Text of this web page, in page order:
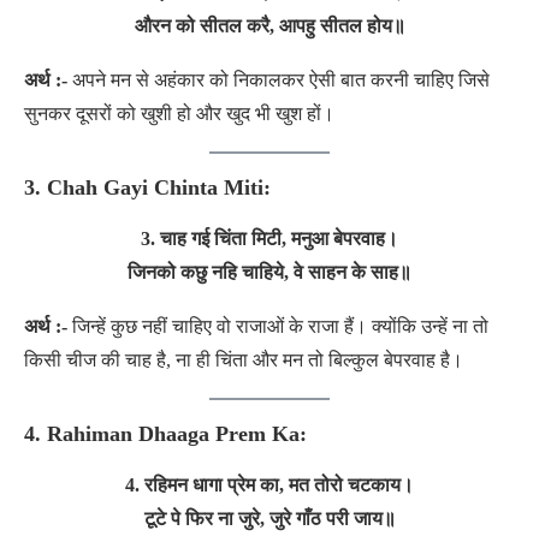
औरन को सीतल करै, आपहु सीतल होय॥
अर्थ :- अपने मन से अहंकार को निकालकर ऐसी बात करनी चाहिए जिसे
सुनकर दूसरों को खुशी हो और खुद भी खुश हों।
3. Chah Gayi Chinta Miti:
3. चाह गई चिंता मिटी, मनुआ बेपरवाह।
जिनको कछु नहि चाहिये, वे साहन के साह॥
अर्थ :-जिन्हें कुछ नहीं चाहिए वो राजाओं के राजा हैं। क्योंकि उन्हें ना तो
किसी चीज की चाह है, ना ही चिंता और मन तो बिल्कुल बेपरवाह है।
4. Rahiman Dhaaga Prem Ka:
4. रहिमन धागा प्रेम का, मत तोरो चटकाय।
टूटे पे फिर ना जुरे, जुरे गाँठ परी जाय॥